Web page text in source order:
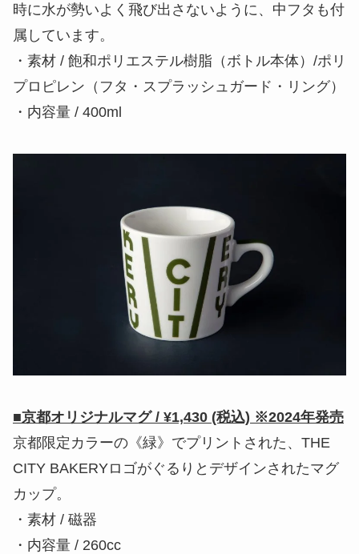
時に水が勢いよく飛び出さないように、中フタも付
属しています。
・素材 / 飽和ポリエステル樹脂（ボトル本体）/ポリ
プロピレン（フタ・スプラッシュガード・リング）
・内容量 / 400ml
■京都オリジナルマグ / ¥1,430 (税込) ※2024年発売
京都限定カラーの《緑》でプリントされた、THE
CITY BAKERYロゴがぐるりとデザインされたマグ
カップ。
・素材 / 磁器
・内容量 / 260cc